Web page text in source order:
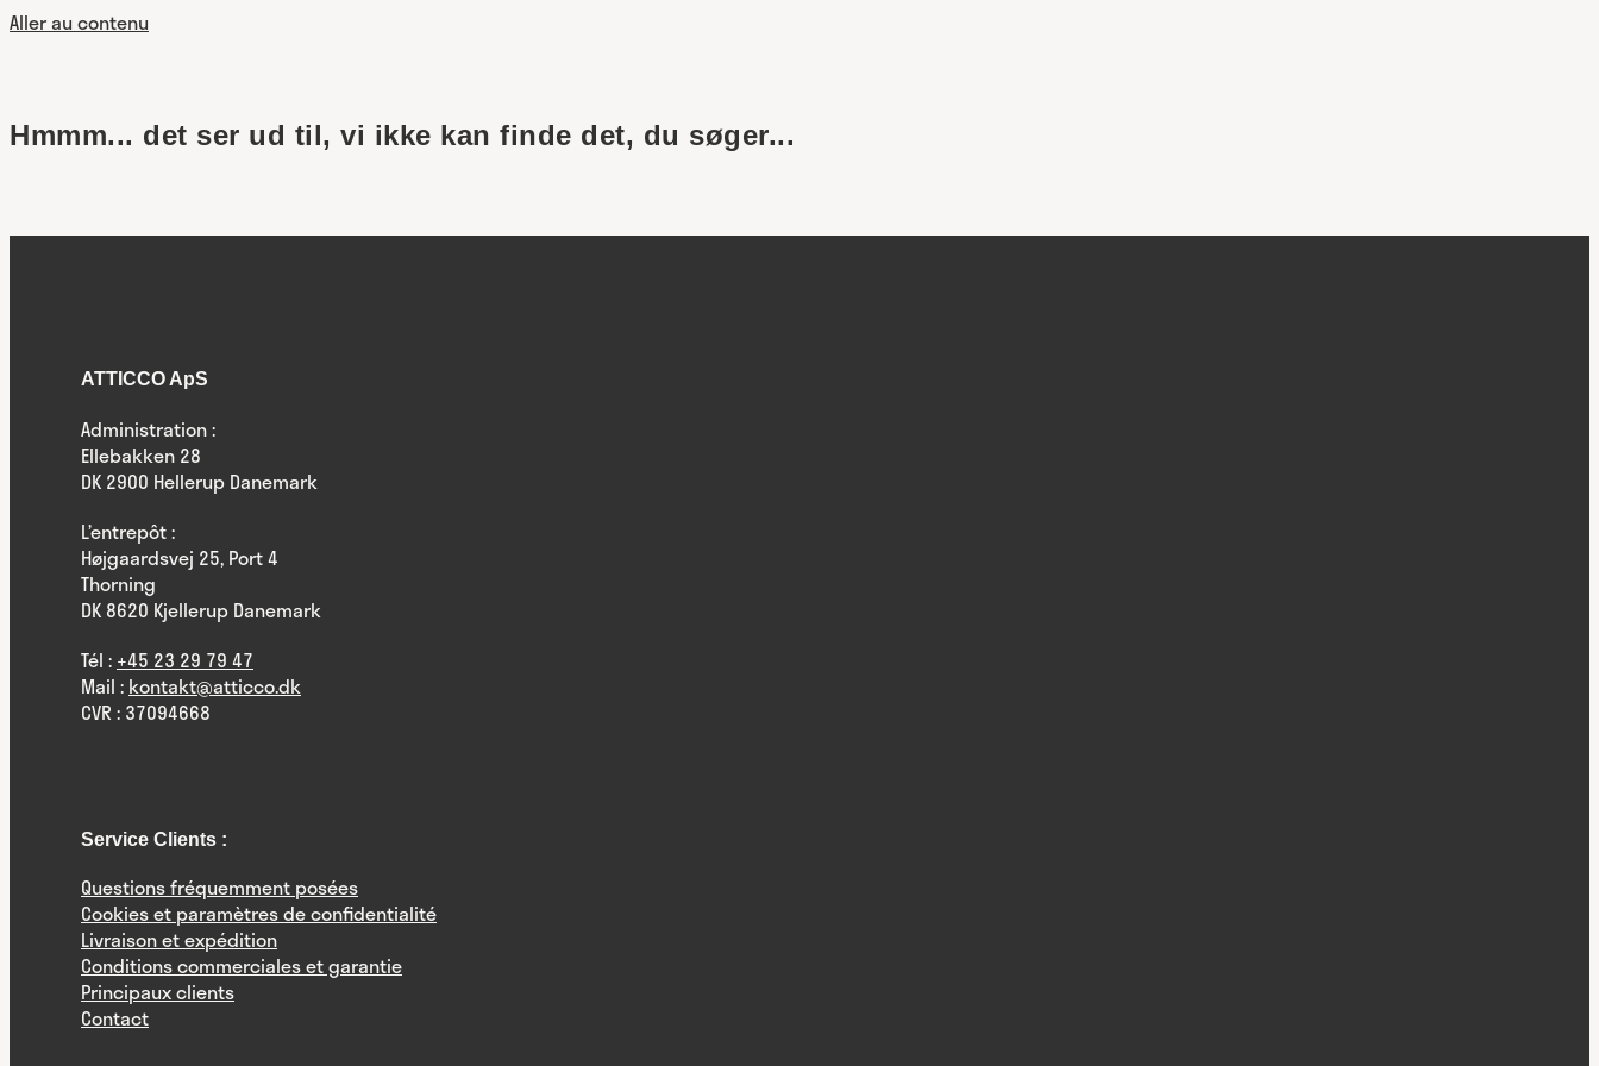
Aller au contenu
Hmmm... det ser ud til, vi ikke kan finde det, du søger...
ATTICCO ApS
Administration :
Ellebakken 28
DK 2900 Hellerup Danemark
L’entrepôt :
Højgaardsvej 25, Port 4
Thorning
DK 8620 Kjellerup Danemark
Tél : +45 23 29 79 47
Mail : kontakt@atticco.dk
CVR : 37094668
Service Clients :
Questions fréquemment posées
Cookies et paramètres de confidentialité
Livraison et expédition
Conditions commerciales et garantie
Principaux clients
Contact